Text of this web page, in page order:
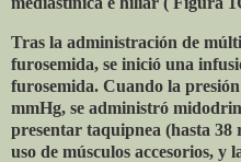
Tras la administración de
furosemida, se inició una
furosemida. Cuando la
mmHg, se administró
presentar taquipnea (hasta
uso de músculos accesorios, y